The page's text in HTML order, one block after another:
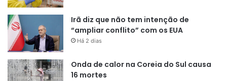
Irã diz que não tem intenção de
“ampliar conflito” com os EUA
Há 2 dias
Onda de calor na Coreia do Sul causa
16 mortes